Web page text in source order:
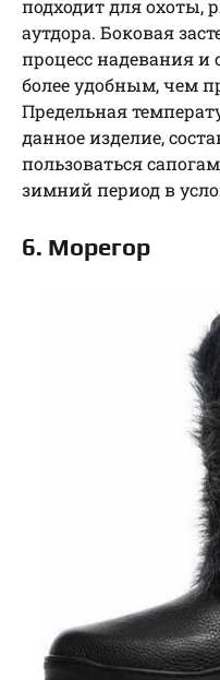
подходит для охоты,
аутдора. Боковая
процесс надевания и
более удобным, чем
Предельная
данное изделие,
пользоваться
зимний период в
6. Морегор